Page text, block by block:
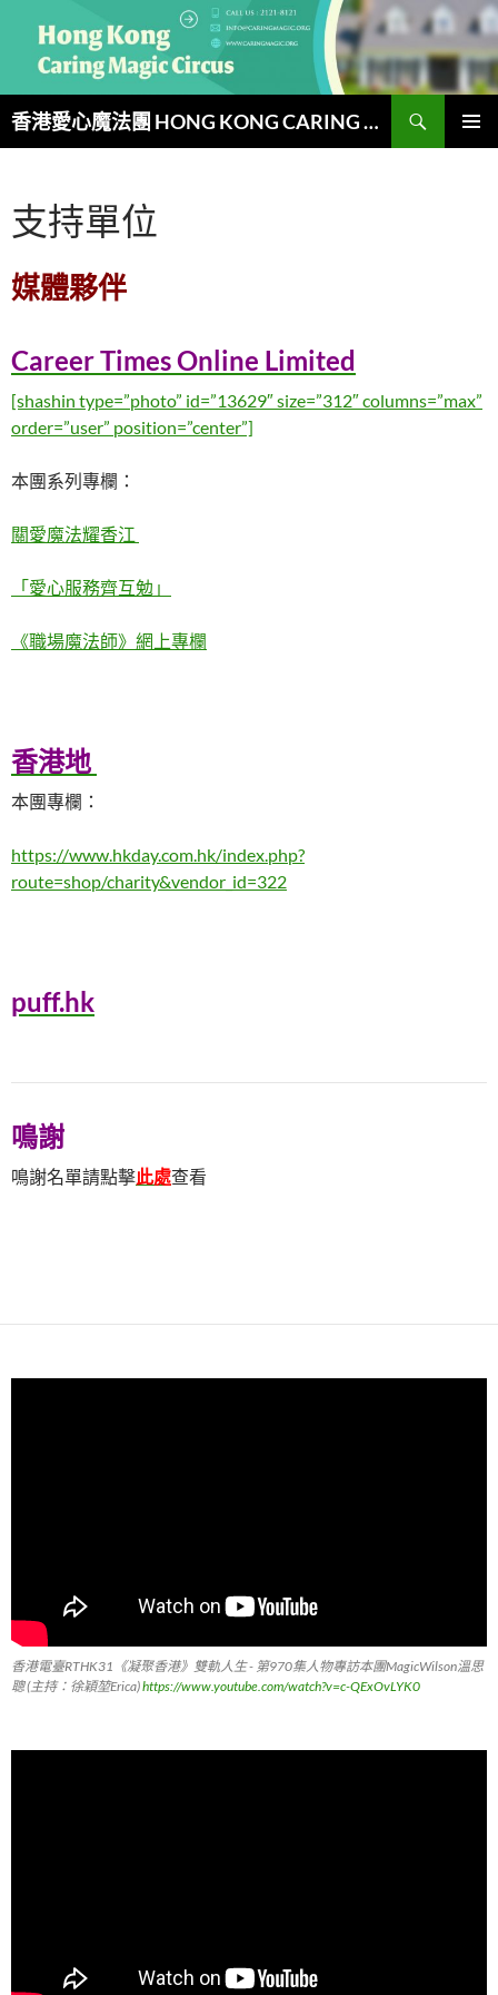
要
內
容
香港愛心魔法團 HONG KONG CARING MAGIC CIRCUS
搜
尋
支持單位
媒體夥伴
Career Times Online Limited
[shashin type=”photo” id=”13629″ size=”312″ columns=”max”
order=”user” position=”center”]
本團系列專欄：
關愛魔法耀香江
「愛心服務齊互勉」
《職場魔法師》網上專欄
香港地
本團專欄：
https://www.hkday.com.hk/index.php?
route=shop/charity&vendor_id=322
puff.hk
鳴謝
鳴謝名單請點擊此處查看
香港電臺RTHK31《凝聚香港》雙軌人生 - 第970集人物專訪本團MagicWilson溫思
聰 (主持：徐穎堃Erica)https://www.youtube.com/watch?v=c-QExOvLYK0